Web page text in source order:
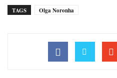
TAGS Olga Noronha